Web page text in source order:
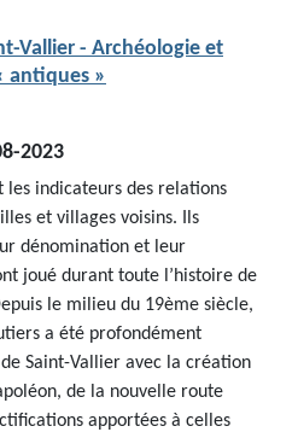
Vallier - Archéologie et
antiques »
2023
les indicateurs des relations
et villages voisins. Ils
dénomination et leur
joué durant toute l’histoire de
le milieu du 19ème siècle,
a été profondément
Saint-Vallier avec la création
de la nouvelle route
apportées à celles